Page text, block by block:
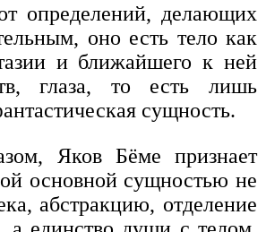
определений, делающих
оно есть тело как
и ближайшего к ней
глаза, то есть лишь
сущность.
Яков Бёме признает
основной сущностью не
абстракцию, отделение